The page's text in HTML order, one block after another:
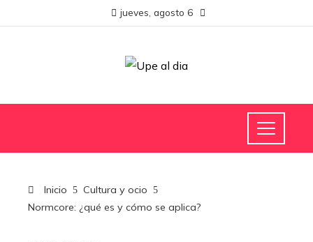
jueves, agosto 6
Inicio
Cultura y ocio
Normcore: ¿qué es y cómo se aplica?